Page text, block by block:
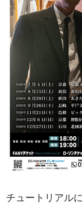
チュートリアル